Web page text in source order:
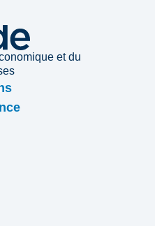
et du